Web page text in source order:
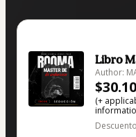
Libro
Author:
$30.10
(+